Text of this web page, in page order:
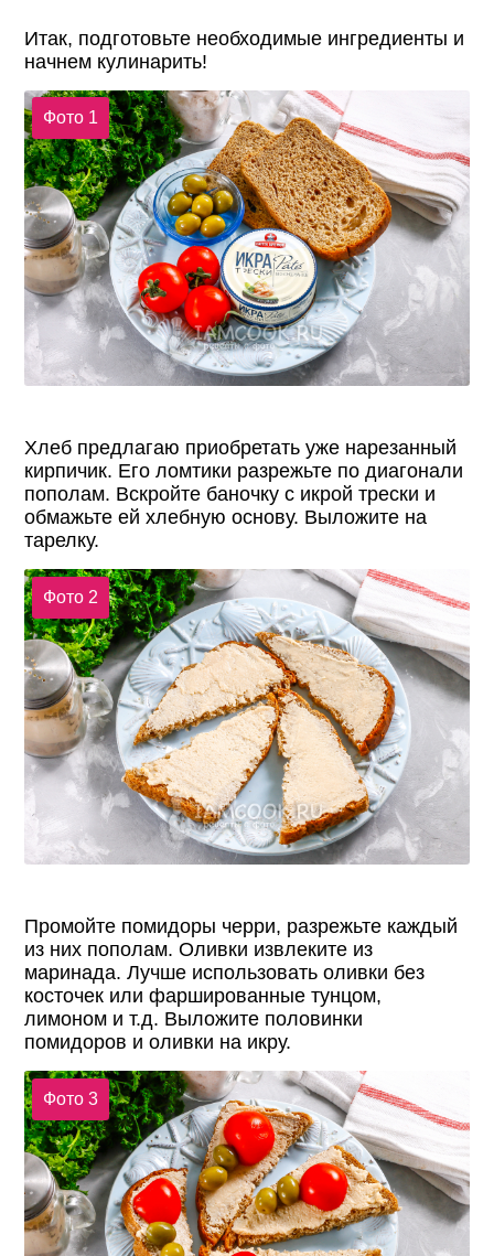
Итак, подготовьте необходимые ингредиенты и
начнем кулинарить!
Фото 1
Хлеб предлагаю приобретать уже нарезанный
кирпичик. Его ломтики разрежьте по диагонали
пополам. Вскройте баночку с икрой трески и
обмажьте ей хлебную основу. Выложите на
тарелку.
Фото 2
Промойте помидоры черри, разрежьте каждый
из них пополам. Оливки извлеките из
маринада. Лучше использовать оливки без
косточек или фаршированные тунцом,
лимоном и т.д. Выложите половинки
помидоров и оливки на икру.
Фото 3